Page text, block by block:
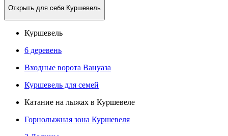
Открыть для себя Куршевель
Куршевель
6 деревень
Входные ворота Вануаза
Куршевель для семей
Катание на лыжах в Куршевеле
Горнолыжная зона Куршевеля